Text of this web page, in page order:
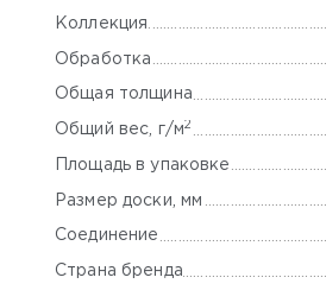
Коллекция
Обработка
Общая толщина
Общий вес, г/м2
Площадь в упаковке
Размер доски, мм
Соединение
Страна бренда